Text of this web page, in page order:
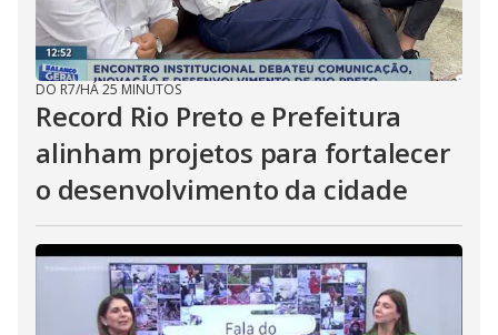
DO R7/HÁ 25 MINUTOS
Record Rio Preto e Prefeitura
alinham projetos para fortalecer
o desenvolvimento da cidade